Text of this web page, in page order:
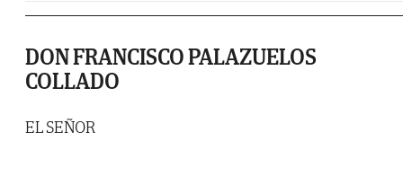
DON FRANCISCO PALAZUELOS
COLLADO
EL SEÑOR